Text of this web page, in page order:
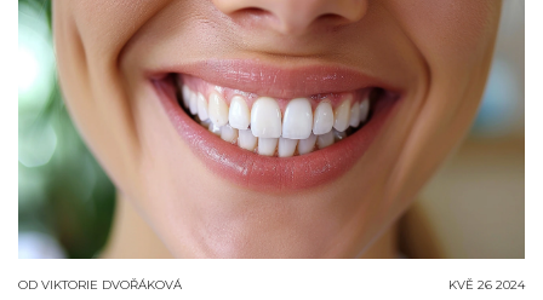
OD VIKTORIE DVOŘÁKOVÁ KVĚ 26 2024